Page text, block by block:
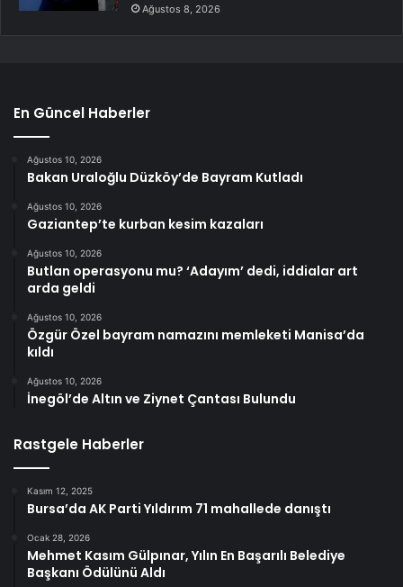
Ağustos 8, 2026
En Güncel Haberler
Ağustos 10, 2026
Bakan Uraloğlu Düzköy’de Bayram Kutladı
Ağustos 10, 2026
Gaziantep’te kurban kesim kazaları
Ağustos 10, 2026
Butlan operasyonu mu? ‘Adayım’ dedi, iddialar art
arda geldi
Ağustos 10, 2026
Özgür Özel bayram namazını memleketi Manisa’da
kıldı
Ağustos 10, 2026
İnegöl’de Altın ve Ziynet Çantası Bulundu
Rastgele Haberler
Kasım 12, 2025
Bursa’da AK Parti Yıldırım 71 mahallede danıştı
Ocak 28, 2026
Mehmet Kasım Gülpınar, Yılın En Başarılı Belediye
Başkanı Ödülünü Aldı